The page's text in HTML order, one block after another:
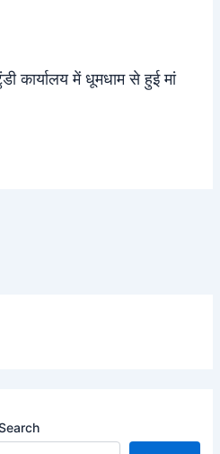
कार्यालय में धूमधाम से हुई मां